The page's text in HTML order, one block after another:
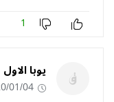
1
يوبا الاول
04 - 21:40